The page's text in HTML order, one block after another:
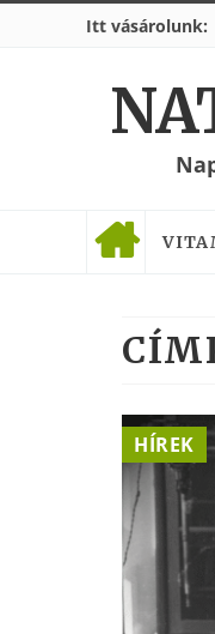
Itt vásárolunk:
HÍREK